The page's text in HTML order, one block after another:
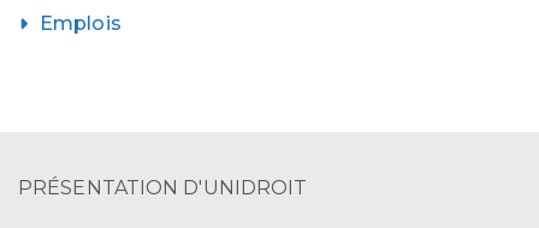
Emplois
PRÉSENTATION D'UNIDROIT